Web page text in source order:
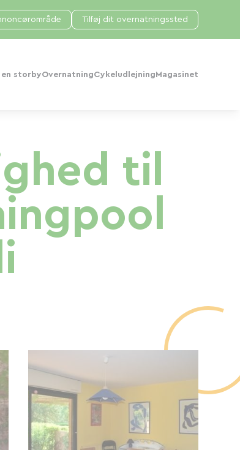
en storbyOvernatningCykeludlejning Magasinet
Tilføj dit overnatningssted
til